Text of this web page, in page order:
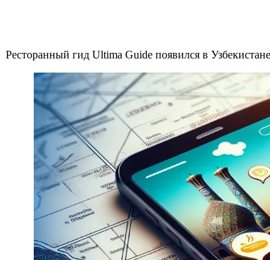
Ресторанный гид Ultima Guide появился в